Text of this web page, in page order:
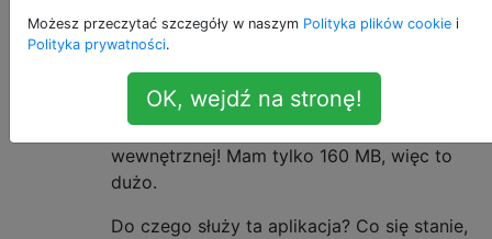
Przepraszam za moją ignorancję, ale nie
mam pojęcia, co to za aplikacja (która nie
została usunięta i została zainstalowana bez
rootowania). I zużywa 15 MB mojej pamięci
wewnętrznej! Mam tylko 160 MB, więc to
dużo.
Do czego służy ta aplikacja? Co się stanie,
Możesz przeczytać szczegóły w naszym Polityka plików cookie i
Polityka prywatności.
OK, wejdź na stronę!